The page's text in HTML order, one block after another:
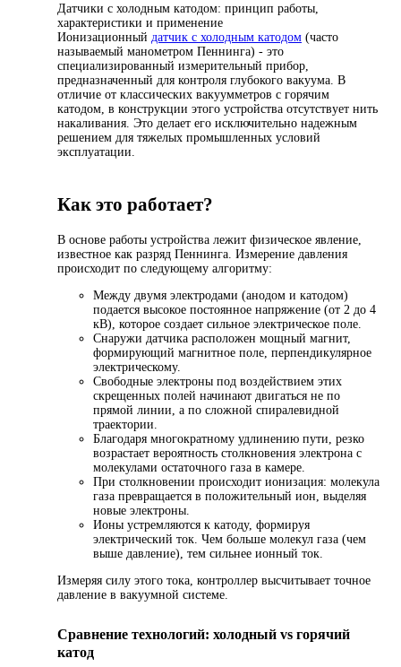
Датчики с холодным катодом: принцип работы,
характеристики и применение
Ионизационный датчик с холодным катодом (часто
называемый манометром Пеннинга) - это
специализированный измерительный прибор,
предназначенный для контроля глубокого вакуума. В
отличие от классических вакуумметров с горячим
катодом, в конструкции этого устройства отсутствует нить
накаливания. Это делает его исключительно надежным
решением для тяжелых промышленных условий
эксплуатации.
Как это работает?
В основе работы устройства лежит физическое явление,
известное как разряд Пеннинга. Измерение давления
происходит по следующему алгоритму:
Между двумя электродами (анодом и катодом)
подается высокое постоянное напряжение (от 2 до 4
кВ), которое создает сильное электрическое поле.
Снаружи датчика расположен мощный магнит,
формирующий магнитное поле, перпендикулярное
электрическому.
Свободные электроны под воздействием этих
скрещенных полей начинают двигаться не по
прямой линии, а по сложной спиралевидной
траектории.
Благодаря многократному удлинению пути, резко
возрастает вероятность столкновения электрона с
молекулами остаточного газа в камере.
При столкновении происходит ионизация: молекула
газа превращается в положительный ион, выделяя
новые электроны.
Ионы устремляются к катоду, формируя
электрический ток. Чем больше молекул газа (чем
выше давление), тем сильнее ионный ток.
Измеряя силу этого тока, контроллер высчитывает точное
давление в вакуумной системе.
Сравнение технологий: холодный vs горячий
катод